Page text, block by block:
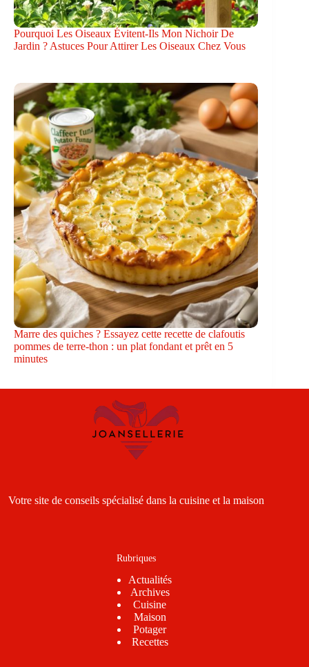
Pourquoi Les Oiseaux Évitent-Ils Mon Nichoir De
Jardin ? Astuces Pour Attirer Les Oiseaux Chez Vous
Marre des quiches ? Essayez cette recette de clafoutis
pommes de terre-thon : un plat fondant et prêt en 5
minutes
Votre site de conseils spécialisé dans la cuisine et la maison
Rubriques
Actualités
Archives
Cuisine
Maison
Potager
Recettes